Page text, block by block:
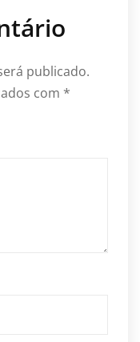
publicado.
com *